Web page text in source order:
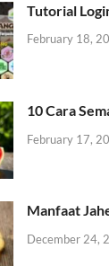
Tutorial
February 18,
10 Cara
February 17,
Manfaat
December 24,